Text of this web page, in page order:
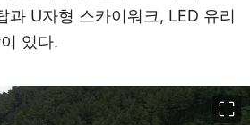
과 U자형 스카이워크, LED 유리
있다.